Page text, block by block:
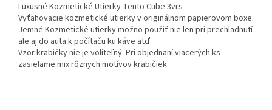
Luxusné Kozmetické Utierky Tento Cube 3vrs
Vyťahovacie kozmetické utierky v originálnom papierovom boxe.
Jemné Kozmetické utierky možno použiť nie len pri prechladnutí
ale aj do auta k počítaču ku káve atď
Vzor krabičky nie je voliteľný. Pri objednaní viacerých ks
zasielame mix rôznych motívov krabičiek.